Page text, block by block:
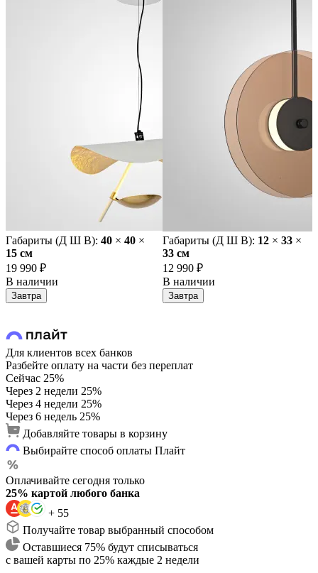
Габариты (Д Ш В): 40 × 40 ×
15 cм
19 990 ₽
В наличии
Завтра
Габариты (Д Ш В): 12 × 33 ×
33 cм
12 990 ₽
В наличии
Завтра
Для клиентов всех банков
Разбейте оплату на части без переплат
Сейчас 25%
Через 2 недели 25%
Через 4 недели 25%
Через 6 недель 25%
Добавляйте товары в корзину
Выбирайте способ оплаты Плайт
Оплачивайте сегодня только
25% картой любого банка
+ 55
Получайте товар выбранный способом
Оставшиеся 75% будут списываться
с вашей карты по 25% каждые 2 недели